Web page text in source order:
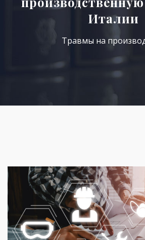
Италии
Травмы на